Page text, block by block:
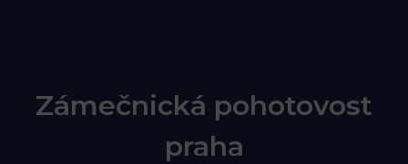
Zámečnická pohotovost
praha